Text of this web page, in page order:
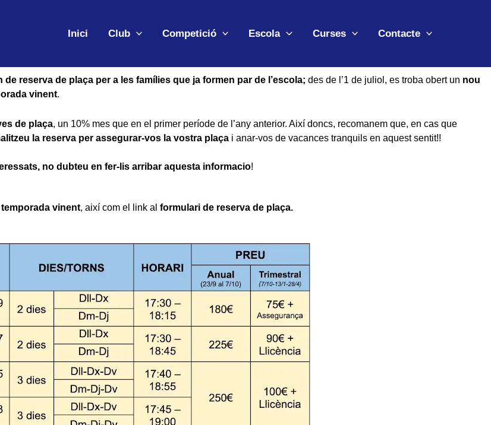
Inici Club Competició Escola Curses Contacte
reserva de plaça per a les famílies que ja formen par de l’escola; des de l’1 de juliol, es troba obert un nou
vinent.
de plaça, un 10% mes que en el primer període de l’any anterior. Així doncs, recomanem que, en cas que
la reserva per assegurar-vos la vostra plaça i anar-vos de vacances tranquils en aquest sentit!!
no dubteu en fer-lis arribar aquesta informacio!
vinent, així com el link al formulari de reserva de plaça.